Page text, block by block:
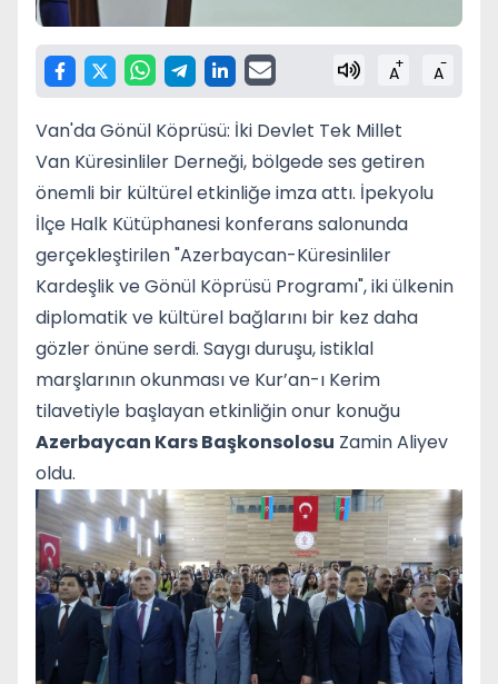
A+ A-
Van'da Gönül Köprüsü: İki Devlet Tek Millet
Van Küresinliler Derneği, bölgede ses getiren
önemli bir kültürel etkinliğe imza attı. İpekyolu
İlçe Halk Kütüphanesi konferans salonunda
gerçekleştirilen "Azerbaycan-Küresinliler
Kardeşlik ve Gönül Köprüsü Programı", iki ülkenin
diplomatik ve kültürel bağlarını bir kez daha
gözler önüne serdi. Saygı duruşu, istiklal
marşlarının okunması ve Kur’an-ı Kerim
tilavetiyle başlayan etkinliğin onur konuğu
Azerbaycan Kars Başkonsolosu Zamin Aliyev
oldu.